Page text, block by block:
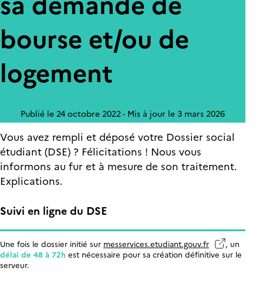
bourse et/ou de
logement
Publié le 24 octobre 2022 Mis à jour le 3 mars 2026
Vous avez rempli et déposé votre Dossier social
étudiant (DSE) ? Félicitations ! Nous vous
informons au fur et à mesure de son traitement.
Explications.
Suivi en ligne du DSE
Une fois le dossier initié sur messervices.etudiant.gouv.fr
, un
délai de 48 à 72h est nécessaire pour sa création définitive sur le
serveur.